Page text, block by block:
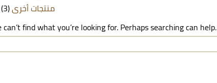
منتجات أخرى(3)
find what you’re looking for. Perhaps searching can help.